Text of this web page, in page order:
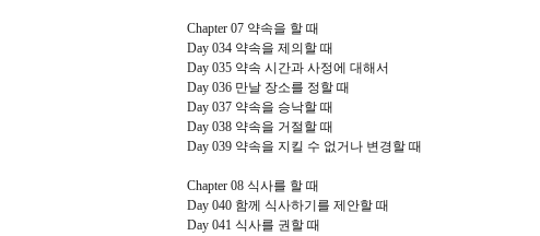
Chapter 07 약속을 할 때
Day 034 약속을 제의할 때
Day 035 약속 시간과 사정에 대해서
Day 036 만날 장소를 정할 때
Day 037 약속을 승낙할 때
Day 038 약속을 거절할 때
Day 039 약속을 지킬 수 없거나 변경할 때
Chapter 08 식사를 할 때
Day 040 함께 식사하기를 제안할 때
Day 041 식사를 권할 때